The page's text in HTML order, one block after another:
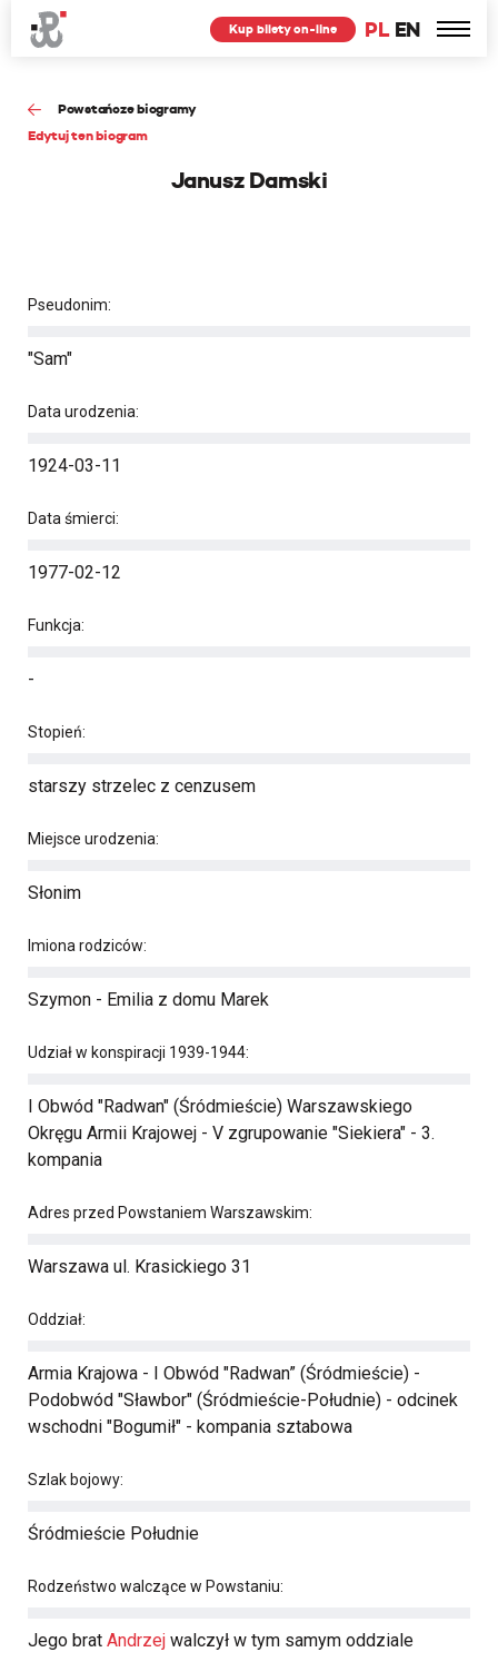
PL EN
Kup bilety on-line
Powstańcze biogramy
Edytuj ten biogram
Janusz Damski
Pseudonim:
"Sam"
Data urodzenia:
1924-03-11
Data śmierci:
1977-02-12
Funkcja:
-
Stopień:
starszy strzelec z cenzusem
Miejsce urodzenia:
Słonim
Imiona rodziców:
Szymon - Emilia z domu Marek
Udział w konspiracji 1939-1944:
I Obwód "Radwan" (Śródmieście) Warszawskiego
Okręgu Armii Krajowej - V zgrupowanie "Siekiera" - 3.
kompania
Adres przed Powstaniem Warszawskim:
Warszawa ul. Krasickiego 31
Oddział:
Armia Krajowa - I Obwód "Radwan” (Śródmieście) -
Podobwód "Sławbor" (Śródmieście-Południe) - odcinek
wschodni "Bogumił" - kompania sztabowa
Szlak bojowy:
Śródmieście Południe
Rodzeństwo walczące w Powstaniu:
Jego brat Andrzej walczył w tym samym oddziale